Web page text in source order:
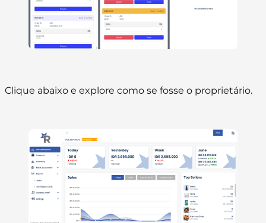
Clique abaixo e explore como se fosse o proprietário.